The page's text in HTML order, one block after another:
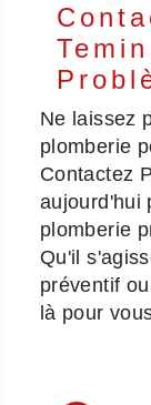
Ne laissez
plomberie
Contactez
aujourd'hui
plomberie
Qu'il
préventif
là pour